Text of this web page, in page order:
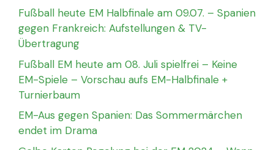
Fußball heute EM Halbfinale am 09.07. – Spanien
gegen Frankreich: Aufstellungen & TV-
Übertragung
Fußball EM heute am 08. Juli spielfrei – Keine
EM-Spiele – Vorschau aufs EM-Halbfinale +
Turnierbaum
EM-Aus gegen Spanien: Das Sommermärchen
endet im Drama